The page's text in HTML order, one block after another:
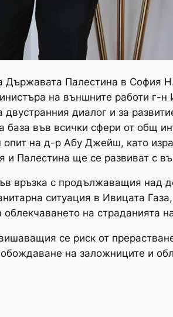
Държавата Палестина в
на външните работи
диалог и за
база във всички сфери от общ
на д-р Абу Джейш, като
Палестина ще се развиват с
връзка с продължаващия над
ситуация в Ивицата
на страданията
се риск от
на заложниците и